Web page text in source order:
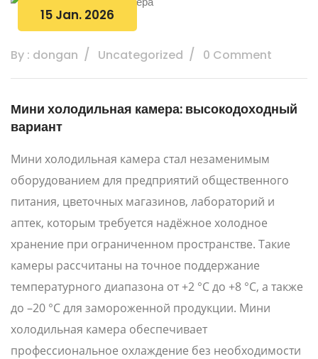
15 Jan. 2026
By : dongan Uncategorized 0 Comment
Мини холодильная камера: высокодоходный
вариант
Мини холодильная камера стал незаменимым
оборудованием для предприятий общественного
питания, цветочных магазинов, лабораторий и
аптек, которым требуется надёжное холодное
хранение при ограниченном пространстве. Такие
камеры рассчитаны на точное поддержание
температурного диапазона от +2 °C до +8 °C, а также
до –20 °C для замороженной продукции. Мини
холодильная камера обеспечивает
профессиональное охлаждение без необходимости